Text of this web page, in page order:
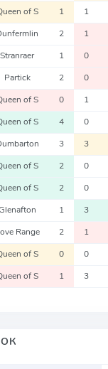
of S 1 1
2 1
Stranraer 1 0
Partick 2 0
of S 0 1
of S 4 0
3 3
of S 2 0
of S 2 0
1 3
Range 2 1
of S 0 0
of S 1 3